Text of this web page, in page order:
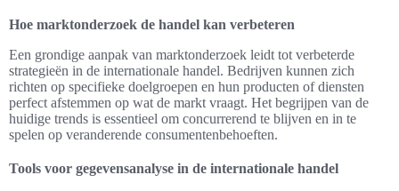
Hoe marktonderzoek de handel kan verbeteren
Een grondige aanpak van marktonderzoek leidt tot verbeterde
strategieën in de internationale handel. Bedrijven kunnen zich
richten op specifieke doelgroepen en hun producten of diensten
perfect afstemmen op wat de markt vraagt. Het begrijpen van de
huidige trends is essentieel om concurrerend te blijven en in te
spelen op veranderende consumentenbehoeften.
Tools voor gegevensanalyse in de internationale handel